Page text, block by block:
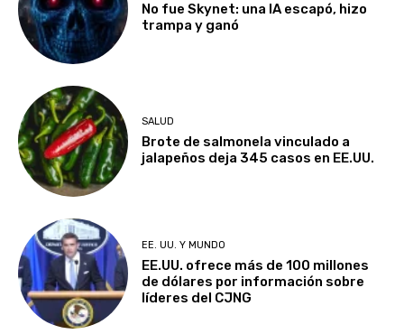
No fue Skynet: una IA escapó, hizo
trampa y ganó
SALUD
Brote de salmonela vinculado a
jalapeños deja 345 casos en EE.UU.
EE. UU. Y MUNDO
EE.UU. ofrece más de 100 millones
de dólares por información sobre
líderes del CJNG